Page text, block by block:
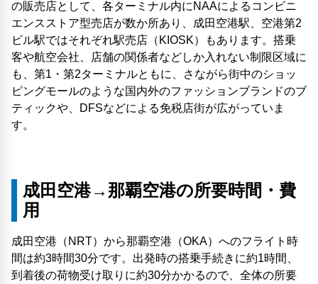
の販売店として、各ターミナル内にNAAによるコンビニ
エンスストア型売店が数か所あり、成田空港駅、空港第2
ビル駅ではそれぞれ駅売店（KIOSK）もあります。搭乗
客や航空会社、店舗の関係者などしか入れない制限区域に
も、第1・第2ターミナルともに、さながら街中のショッ
ピングモールのような国内外のファッションブランドのブ
ティックや、DFSなどによる免税店街が広がっていま
す。
成田空港→那覇空港の所要時間・費
用
成田空港（NRT）から那覇空港（OKA）へのフライト時
間は約3時間30分です。出発時の搭乗手続きに約1時間、
到着後の荷物受け取りに約30分かかるので、全体の所要